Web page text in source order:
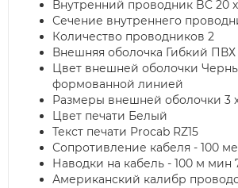
Внутренний проводник BC 20
Сечение внутреннего
Количество проводников 2
Внешняя оболочка Гибкий ПВХ
Цвет внешней оболочки
формованной линией
Размеры внешней оболочки 3
Цвет печати Белый
Текст печати Procab RZ15
Сопротивление кабеля - 100
Наводки на кабель - 100 м мин
Американский калибр